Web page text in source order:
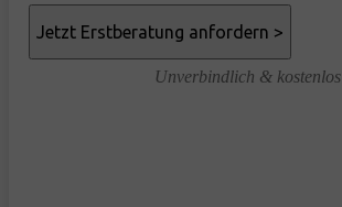
Unverbindlich & kostenlos